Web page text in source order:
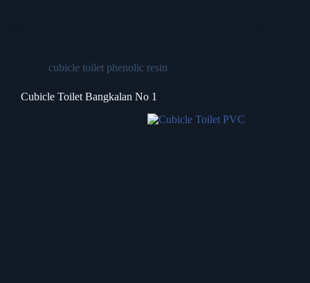
cubicle toilet phenolic resin
Cubicle Toilet Bangkalan No 1